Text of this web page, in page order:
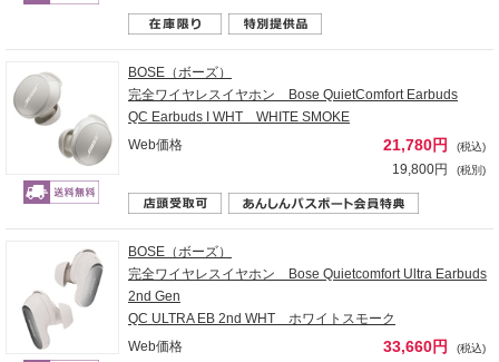
BOSE（ボーズ）
完全ワイヤレスイヤホン Bose QuietComfort Earbuds
QC Earbuds I WHT WHITE SMOKE
Web価格
21,780円 (税込)
19,800円 (税別)
BOSE（ボーズ）
完全ワイヤレスイヤホン Bose Quietcomfort Ultra Earbuds
2nd Gen
QC ULTRA EB 2nd WHT ホワイトスモーク
Web価格
33,660円 (税込)